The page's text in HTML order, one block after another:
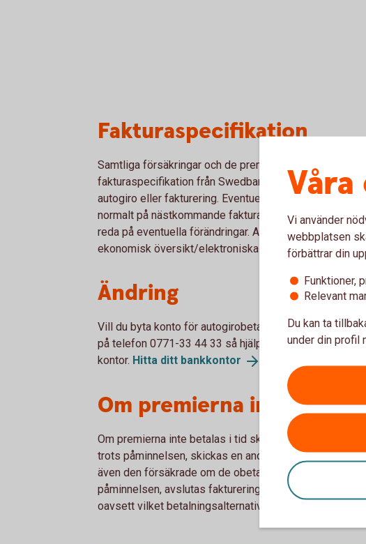
Fakturaspecifikation
Samtliga försäkringar och de premier som ska betalas,
fakturaspecifikation från Swedbank Försäkring. Detta
autogiro eller fakturering. Eventuella ändringar som
normalt på nästkommande faktura.
reda på eventuella förändringar. Autogiroaviseringen
ekonomisk översikt/elektroniska dokument i
Ändring
Vill du byta konto för autogirobetalning, är du
på telefon 0771-33 44 33 så hjälper vi dig. Du är
kontor. Hitta ditt bankkontor
Om premierna inte
Om premierna inte betalas i tid skickas en
trots påminnelsen, skickas en andra
även den försäkrade om de obetalda premierna. Om
påminnelsen, avslutas faktureringen och riskskydden
oavsett vilket betalningsalternativ ditt företag har valt.
Vi använder
webbplatsen
förbättrar din
Funktioner,
Relevant
Du kan ta
under din profil